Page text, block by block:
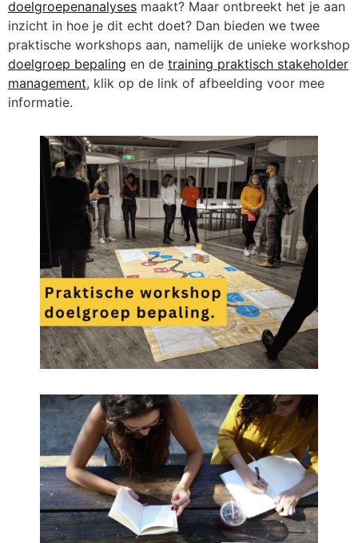
doelgroepenanalyses maakt? Maar ontbreekt het je aan
inzicht in hoe je dit echt doet? Dan bieden we twee
praktische workshops aan, namelijk de unieke workshop
doelgroep bepaling en de training praktisch stakeholder
management, klik op de link of afbeelding voor mee
informatie.